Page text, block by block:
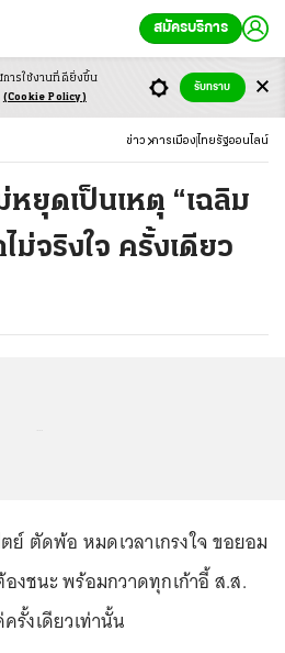
สมัครบริการ
ข่าว การเมือง ไทยรัฐออนไลน์
หยุดเป็นเหตุ “เฉลิม
จริงใจ ครั้งเดียว
ย์ ตัดพ้อ หมดเวลาเกรงใจ ขอยอม
ชนะ พร้อมกวาดทุกเก้าอี้ ส.ส.
รั้งเดียวเท่านั้น
ารใช้งานที่ดียิ่งขึ้น
(Cookie Policy)
รับทราบ